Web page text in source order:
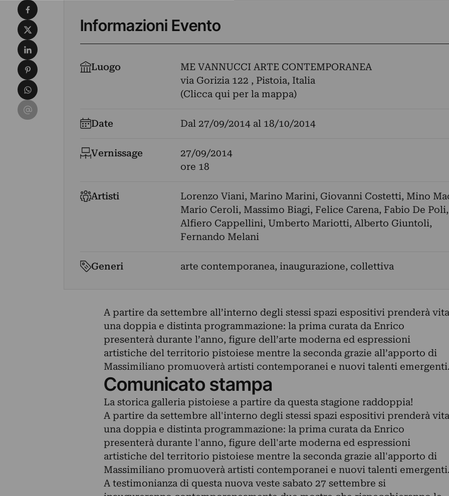
Informazioni Evento
Luogo
ME VANNUCCI ARTE CONTEMPORANEA
via Gorizia 122 , Pistoia, Italia
(Clicca qui per la mappa)
Date Dal 27/09/2014al 18/10/2014
Vernissage
27/09/2014
ore 18
Artisti Lorenzo Viani, Marino Marini, Giovanni Costetti, Mino
Mario Ceroli, Massimo Biagi, Felice Carena, Fabio De Poli,
Alfiero Cappellini, Umberto Mariotti, Alberto Giuntoli,
Fernando Melani
Generi arte contemporanea, inaugurazione, collettiva
A partire da settembre all’interno degli stessi spazi espositivi prenderà vita
una doppia e distinta programmazione: la prima curata da Enrico
presenterà durante l’anno, figure dell’arte moderna ed espressioni
artistiche del territorio pistoiese mentre la seconda grazie all’apporto di
Massimiliano promuoverà artisti contemporanei e nuovi talenti emergenti.
Comunicato stampa
La storica galleria pistoiese a partire da questa stagione raddoppia!
A partire da settembre all'interno degli stessi spazi espositivi prenderà vita
una doppia e distinta programmazione: la prima curata da Enrico
presenterà durante l'anno, figure dell'arte moderna ed espressioni
artistiche del territorio pistoiese mentre la seconda grazie all'apporto di
Massimiliano promuoverà artisti contemporanei e nuovi talenti emergenti.
A testimonianza di questa nuova veste sabato 27 settembre si
Condividi su Facebook
Condividi su X
Condividi su LinkedIn
Condividi su Pinterest
Condividi su WhatsApp
Condividi su Email